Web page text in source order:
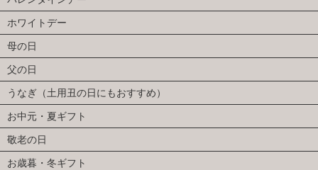
ホワイトデー
母の日
父の日
うなぎ（土用丑の日にもおすすめ）
お中元・夏ギフト
敬老の日
お歳暮・冬ギフト